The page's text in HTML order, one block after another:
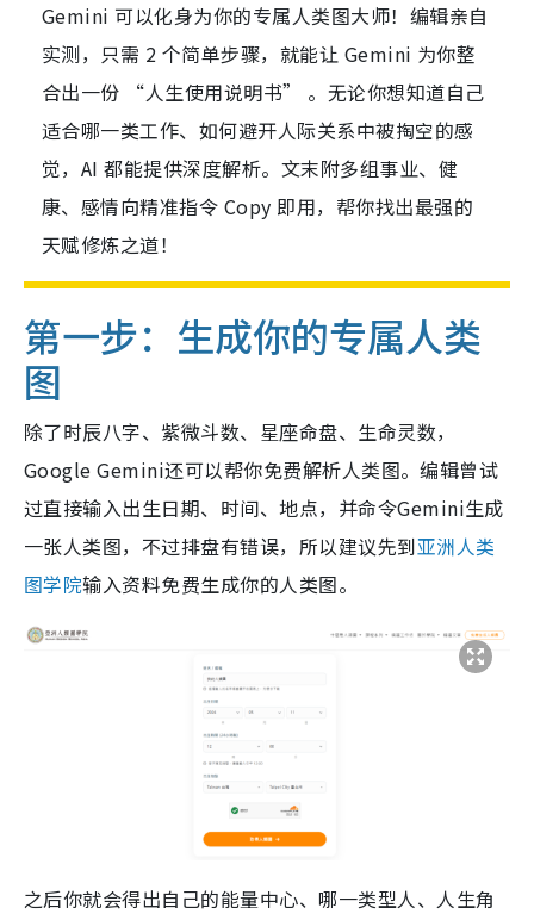
Gemini 可以化身为你的专属人类图大师！编辑亲自
实测，只需 2 个简单步骤，就能让 Gemini 为你整
合出一份 “人生使用说明书” 。无论你想知道自己
适合哪一类工作、如何避开人际关系中被掏空的感
觉，AI 都能提供深度解析。文末附多组事业、健
康、感情向精准指令 Copy 即用，帮你找出最强的
天赋修炼之道！
第一步：生成你的专属人类
图
除了时辰八字、紫微斗数、星座命盘、生命灵数，
Google Gemini还可以帮你免费解析人类图。编辑曾试
过直接输入出生日期、时间、地点，并命令Gemini生成
一张人类图，不过排盘有错误，所以建议先到亚洲人类
图学院输入资料免费生成你的人类图。
之后你就会得出自己的能量中心、哪一类型人、人生角